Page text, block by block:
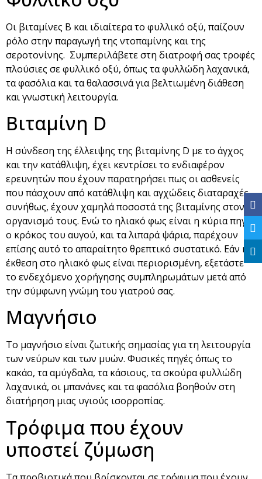
Οι βιταμίνες Β και ιδιαίτερα το φυλλικό οξύ, παίζουν
ρόλο στην παραγωγή της ντοπαμίνης και της
σεροτονίνης. Συμπεριλάβετε στη διατροφή σας τροφές
πλούσιες σε φυλλικό οξύ, όπως τα φυλλώδη λαχανικά,
τα φασόλια και τα θαλασσινά για βελτιωμένη διάθεση
και γνωστική λειτουργία.
Βιταμίνη D
Η σύνδεση της έλλειψης της βιταμίνης D με το άγχος
και την κατάθλιψη, έχει κεντρίσει το ενδιαφέρον
ερευνητών που έχουν παρατηρήσει πως οι ασθενείς
που πάσχουν από κατάθλιψη και αγχώδεις διαταραχές,
συνήθως, έχουν χαμηλά ποσοστά της βιταμίνης στον
οργανισμό τους. Ενώ το ηλιακό φως είναι η κύρια πηγή,
ο κρόκος του αυγού, και τα λιπαρά ψάρια, παρέχουν
επίσης αυτό το απαραίτητο θρεπτικό συστατικό. Εάν η
έκθεση στο ηλιακό φως είναι περιορισμένη, εξετάστε
το ενδεχόμενο χορήγησης συμπληρωμάτων μετά από
την σύμφωνη γνώμη του γιατρού σας.
Μαγνήσιο
Το μαγνήσιο είναι ζωτικής σημασίας για τη λειτουργία
των νεύρων και των μυών. Φυσικές πηγές όπως το
κακάο, τα αμύγδαλα, τα κάσιους, τα σκούρα φυλλώδη
λαχανικά, οι μπανάνες και τα φασόλια βοηθούν στη
διατήρηση μιας υγιούς ισορροπίας.
Τρόφιμα που έχουν
υποστεί ζύμωση